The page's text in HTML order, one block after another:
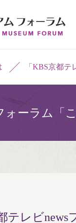
「KBS京都
ォーラム「
テレビ